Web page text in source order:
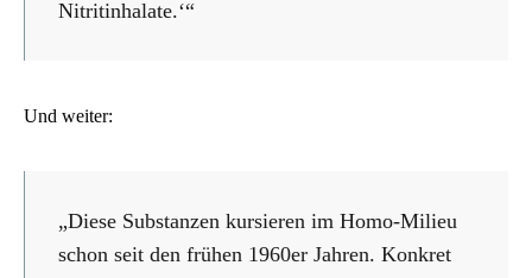
Nitritinhalate.‘“
Und weiter:
„Diese Substanzen kursieren im Homo-Milieu
schon seit den frühen 1960er Jahren. Konkret